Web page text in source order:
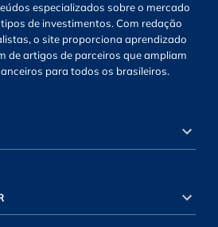
especializados sobre o mercado
de investimentos. Com redação
o site proporciona aprendizado
de artigos de parceiros que ampliam
para todos os brasileiros.